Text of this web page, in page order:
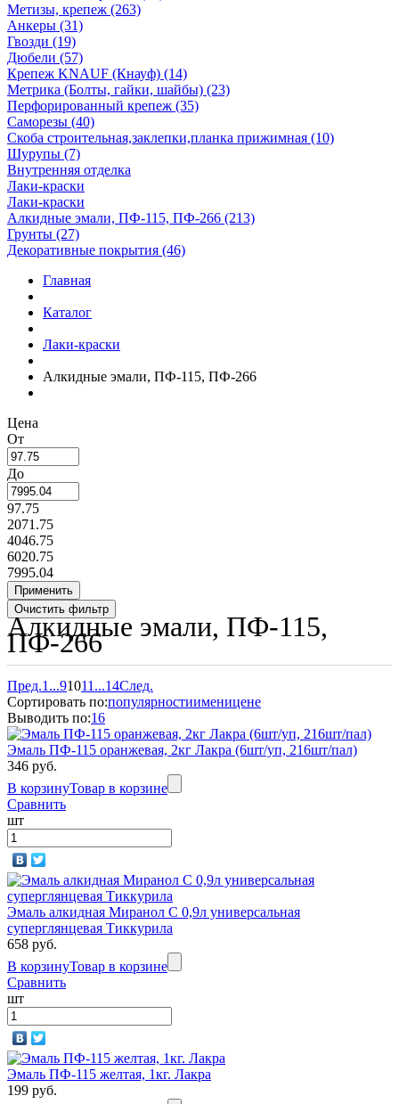
Метизы, крепеж (263)
Анкеры (31)
Гвозди (19)
Дюбели (57)
Крепеж KNAUF (Кнауф) (14)
Метрика (Болты, гайки, шайбы) (23)
Перфорированный крепеж (35)
Саморезы (40)
Скоба строительная,заклепки,планка прижимная (10)
Шурупы (7)
Внутренняя отделка
Лаки-краски
Лаки-краски
Алкидные эмали, ПФ-115, ПФ-266 (213)
Грунты (27)
Декоративные покрытия (46)
Главная
Каталог
Лаки-краски
Алкидные эмали, ПФ-115, ПФ-266
Цена
От
До
97.75
2071.75
4046.75
6020.75
7995.04
Алкидные эмали, ПФ-115,
ПФ-266
Пред.1 ...91011 ...14След.
Сортировать по:популярностиименицене
Выводить по:16
Эмаль ПФ-115 оранжевая, 2кг Лакра (6шт/уп, 216шт/пал)
346 руб.
В корзинуТовар в корзине
Сравнить
шт
Эмаль алкидная Миранол С 0,9л универсальная
суперглянцевая Тиккурила
658 руб.
В корзинуТовар в корзине
Сравнить
шт
Эмаль ПФ-115 желтая, 1кг. Лакра
199 руб.